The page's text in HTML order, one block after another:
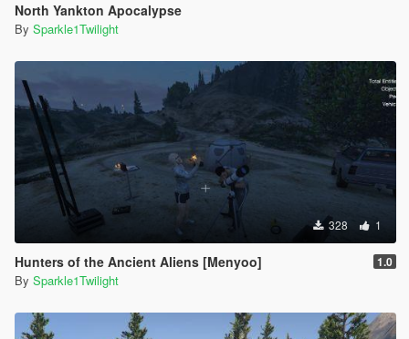
North Yankton Apocalypse
By Sparkle1Twilight
328 1
Hunters of the Ancient Aliens [Menyoo] 1.0
By Sparkle1Twilight